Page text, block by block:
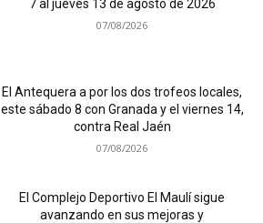
7 al jueves 13 de agosto de 2026
07/08/2026
El Antequera a por los dos trofeos locales,
este sábado 8 con Granada y el viernes 14,
contra Real Jaén
07/08/2026
El Complejo Deportivo El Maulí sigue
avanzando en sus mejoras y